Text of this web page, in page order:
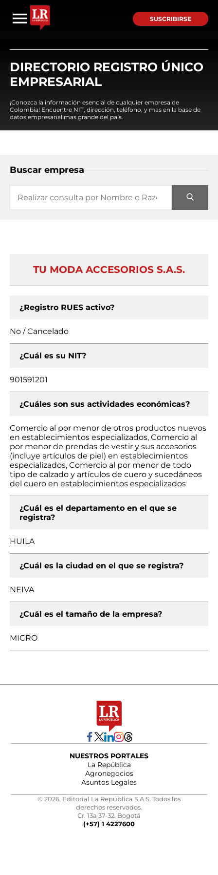
SUSCRIBIRSE
DIRECTORIO REGISTRO ÚNICO
EMPRESARIAL
¡Conozca la información esencial de cualquier empresa de
Colombia! Encuentre NIT, dirección, teléfono, y mas en la base de
datos empresarial mas grande del país.
Buscar empresa
TU MODA ACCESORIOS S.A.S.
¿Registro RUES activo?
No / Cancelado
¿Cuál es su NIT?
901591201
¿Cuáles son sus actividades económicas?
Comercio al por menor de otros productos nuevos
en establecimientos especializados, Comercio al
por menor de prendas de vestir y sus accesorios
(incluye artículos de piel) en establecimientos
especializados, Comercio al por menor de todo
tipo de calzado y artículos de cuero y sucedáneos
del cuero en establecimientos especializados
¿Cuál es el departamento en el que se
registra?
HUILA
¿Cuál es la ciudad en el que se registra?
NEIVA
¿Cuál es el tamaño de la empresa?
MICRO
NUESTROS PORTALES
La República
Agronegocios
Asuntos Legales
© 2026, Editorial La República S.A.S. Todos los
derechos reservados.
Cr. 13a 37-32, Bogotá
(+57) 1 4227600